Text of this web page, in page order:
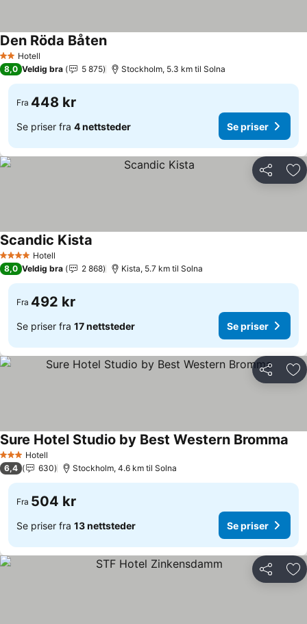
2 Stjerner
Hotell
Den Röda BåtenSe priser
8,0 Veldig bra 5 875 Stockholm, 5.3 km til Solna
Fra 448 kr
Se priser fra 4 nettsteder Se priser
Del
4 StjernerHotell
Scandic Kista
8,0 Veldig bra 2 868 Kista, 5.7 km til Solna
Fra 492 kr
Se priser fra 17 nettsteder Se priser
Del
3 StjernerHotell
Sure Hotel Studio by Best Western Bromma
6,4 630 Stockholm, 4.6 km til Solna
Fra 504 kr
Se priser fra 13 nettsteder Se priser
Del